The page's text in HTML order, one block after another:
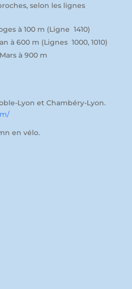
selon les lignes
à 100 m (Ligne 1410)
à 600 m (Lignes 1000, 1010)
à 900 m
Lyon et Chambéry-Lyon.
en vélo.